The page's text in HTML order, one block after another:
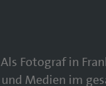
Als Fotograf in
und Medien im